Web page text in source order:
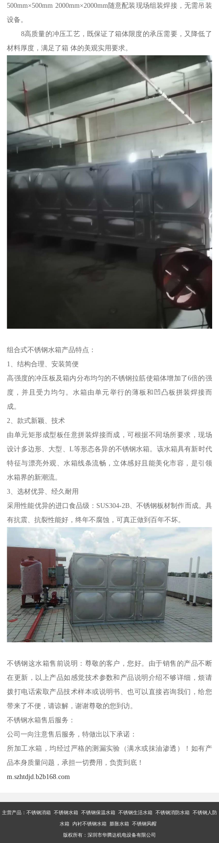
500mm×500mm 2000mm×2000mm随意配装现场组装焊接，无需吊装
设备。
8高质量的冲压工艺，既保证了箱体限度的承压需要，又降低了
材料厚度，满足了箱 体的美观实用要求。
组合式不锈钢水箱产品特点：
1、结构合理、安装简便
高强度的冲压板及箱内分布均匀的不锈钢拉筋使箱体增加了6倍的强
度，并且受力均匀。水箱由单元举行的薄板和凹凸板拼装焊接而
成。
2、款式新颖、技术
由单元矩形成型板任意拼装焊接而成，可根据不同场所要求，现场
设计多边形、大型、L等形态各异的不锈钢水箱。该水箱具有新时代
特征与漂亮外观、水箱线条流畅，立体感好且能美化市容，是引领
水箱界的新潮流。
3、选材优异、经久耐用
采用性能优异的进口食品级：SUS304-2B、不锈钢板材制作而成。具
有抗震、抗裂性能好，终年不腐蚀，可真正做到百年不坏。
不锈钢这水箱售前说明：尊敬的客户，您好。由于销售的产品不断
在更新，以上产品如感觉技术参数和产品说明介绍不够详细，烦请
拨打电话索取产品技术样本或说明书、也可以直接咨询我们，给您
带来了不便，请谅解，谢谢尊敬的您到访。
不锈钢水箱售后服务：
公司一向注意售后服务，特做出以下承诺：
所加工水箱，均经过严格的测漏实验（满水或抹油渗透）！如有产
品本身质量问题，承担一切费用，负责到底！
m.szhtdjd.b2b168.com
主营产品：不锈钢消箱 不锈钢水箱 不锈钢保温水箱 不锈钢生活水箱 不锈钢消防水箱 不锈钢人防
水箱 内衬不锈钢水箱 膨胀水箱 不锈钢风帽
版权所有：深圳市华腾达机电设备有限公司